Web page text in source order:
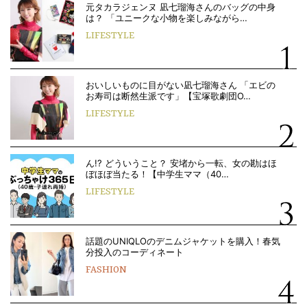
元タカラジェンヌ 凪七瑠海さんのバッグの中身
は？ 「ユニークな小物を楽しみながら…
LIFESTYLE
おいしいものに目がない凪七瑠海さん 「エビの
お寿司は断然生派です」【宝塚歌劇団O…
LIFESTYLE
ん!? どういうこと？ 安堵から一転、女の勘はほ
ぼほぼ当たる！【中学生ママ（40…
LIFESTYLE
話題のUNIQLOのデニムジャケットを購入！春気
分投入のコーディネート
FASHION